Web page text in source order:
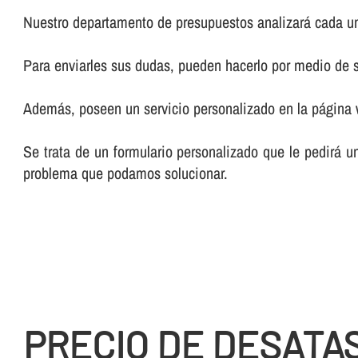
Nuestro departamento de presupuestos analizará cada
Para enviarles sus dudas, pueden hacerlo por medio
Además, poseen un servicio personalizado en la página
Se trata de un formulario personalizado que le pedirá
problema que podamos solucionar.
PRECIO DE